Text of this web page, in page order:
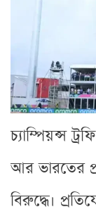
চ্যাম্পিয়ন্স
আর ভারতের
বিরুদ্ধে।